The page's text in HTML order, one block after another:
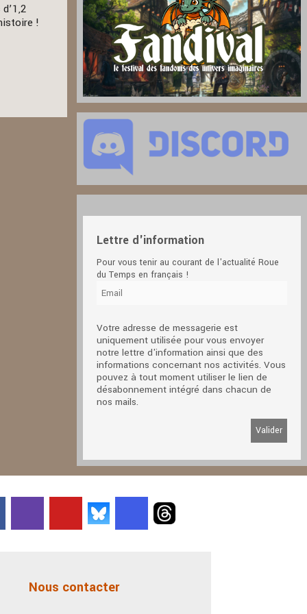
!
Lettre d'information
Pour vous tenir au courant de l'actualité Roue
du Temps en français !
Votre adresse de messagerie est
uniquement utilisée pour vous envoyer
notre lettre d'information ainsi que des
informations concernant nos activités. Vous
pouvez à tout moment utiliser le lien de
désabonnement intégré dans chacun de
nos mails.
Nous contacter